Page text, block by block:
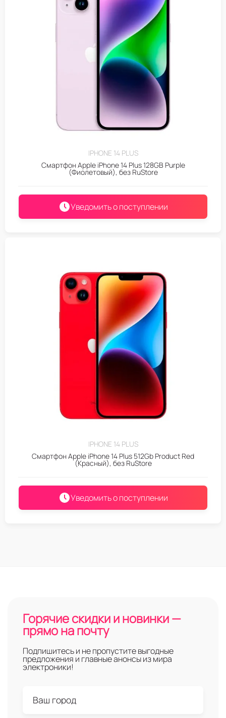
IPHONE 14 PLUS
Смартфон Apple iPhone 14 Plus 128GB Purple
(Фиолетовый), без RuStore
Уведомить о поступлении
IPHONE 14 PLUS
Смартфон Apple iPhone 14 Plus 512Gb Product Red
(Красный), без RuStore
Уведомить о поступлении
Горячие скидки и новинки —
прямо на почту
Подпишитесь и не пропустите выгодные
предложения и главные анонсы из мира
электроники!